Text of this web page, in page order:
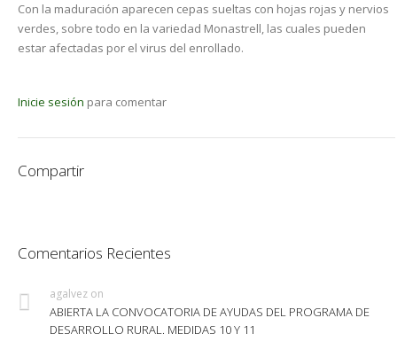
Con la maduración aparecen cepas sueltas con hojas rojas y nervios
verdes, sobre todo en la variedad Monastrell, las cuales pueden
estar afectadas por el virus del enrollado.
Inicie sesión para comentar
Compartir
Comentarios Recientes
agalvez on
ABIERTA LA CONVOCATORIA DE AYUDAS DEL PROGRAMA DE
DESARROLLO RURAL. MEDIDAS 10 Y 11